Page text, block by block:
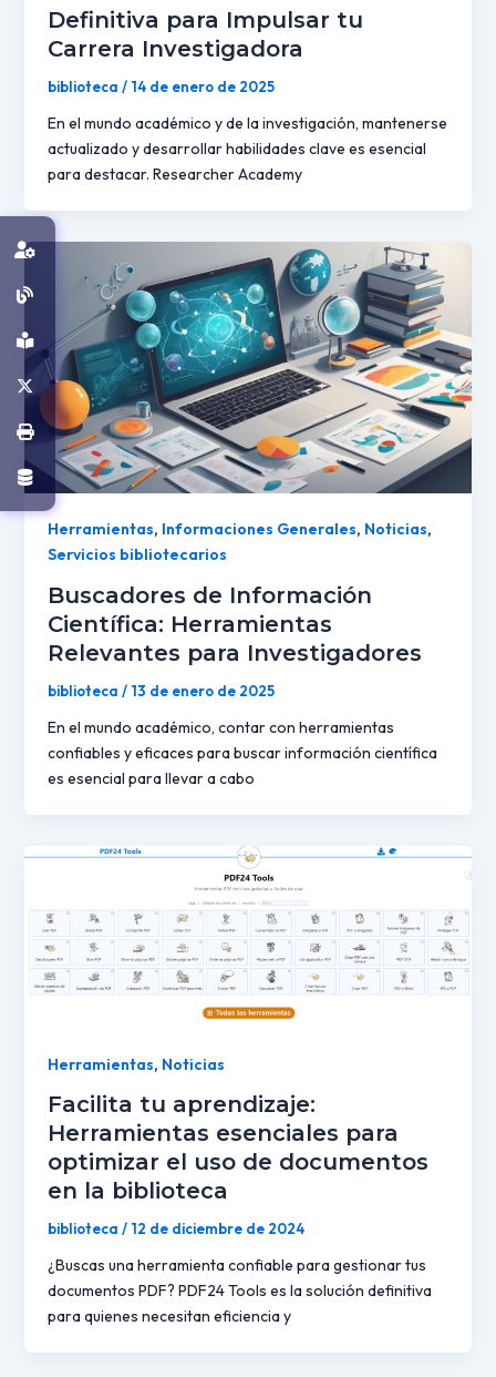
Definitiva para Impulsar tu
Carrera Investigadora
biblioteca / 14 de enero de 2025
En el mundo académico y de la investigación, mantenerse
actualizado y desarrollar habilidades clave es esencial
para destacar. Researcher Academy
Herramientas, Informaciones Generales, Noticias,
Servicios bibliotecarios
Buscadores de Información
Científica: Herramientas
Relevantes para Investigadores
biblioteca / 13 de enero de 2025
En el mundo académico, contar con herramientas
confiables y eficaces para buscar información científica
es esencial para llevar a cabo
Herramientas, Noticias
Facilita tu aprendizaje:
Herramientas esenciales para
optimizar el uso de documentos
en la biblioteca
biblioteca / 12 de diciembre de 2024
¿Buscas una herramienta confiable para gestionar tus
documentos PDF? PDF24 Tools es la solución definitiva
para quienes necesitan eficiencia y